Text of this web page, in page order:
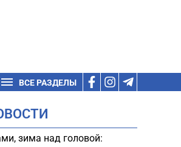
ВСЕ РАЗДЕЛЫ
зима над головой: